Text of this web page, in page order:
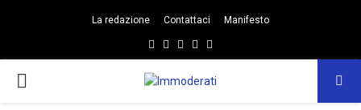
La redazione Contattaci Manifesto
Facebook
TwitterInstagram
Linkedin
PRIMARY